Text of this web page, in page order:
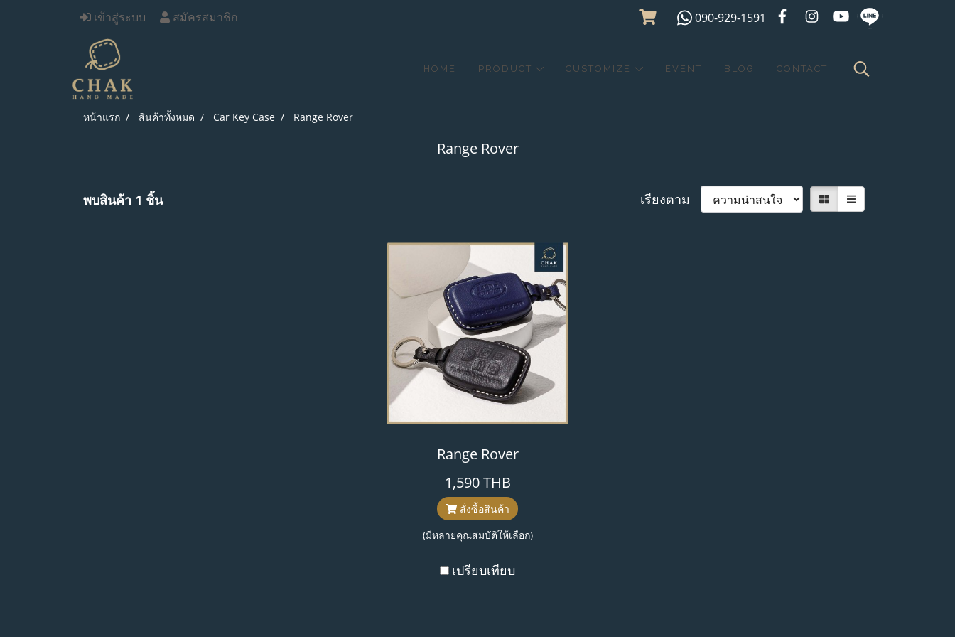
เข้าสู่ระบบ สมัครสมาชิก 090-929-1591
HOME PRODUCT CUSTOMIZE EVENT BLOG CONTACT
หน้าแรก สินค้าทั้งหมด Car Key Case Range Rover
Range Rover
พบสินค้า 1 ชิ้น เรียงตาม
Range Rover
1,590 THB
สั่งซื้อสินค้า
(มีหลายคุณสมบัติให้เลือก)
เปรียบเทียบ